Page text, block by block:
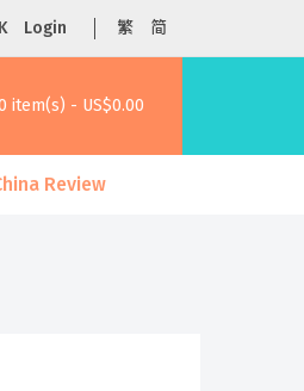
Login 繁 简
item(s) - US$0.00
Review